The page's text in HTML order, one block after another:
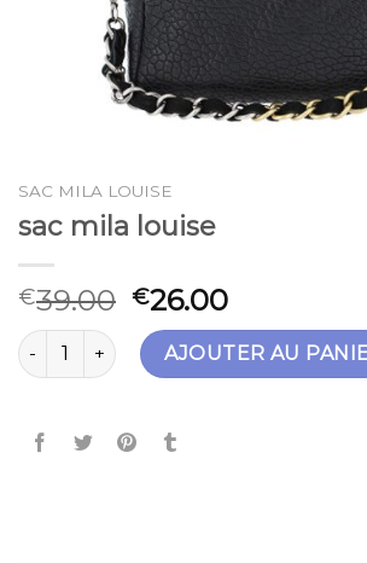
SAC MILA LOUISE
sac mila louise
€39.00 €26.00
quantité de sac mila louise
AJOUTER AU